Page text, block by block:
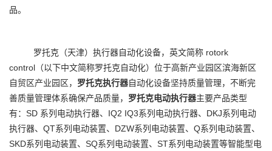
品。
罗托克（天津）执行器自动化设备，英文简称 rotork
control（以下中文简称罗托克自动化）位于高新产业园区滨海新区
自贸区产业园区， 罗托克执行器自动化设备坚持质量管理，不断完
善质量管理体系确保产品质量， 罗托克电动执行器主要产品类型
有：SD 系列电动执行器、IQ2 IQ3系列电动执行器、DKJ系列电动
执行器、QT系列电动装置、DZW系列电动装置、Q系列电动装置、
SKD系列电动装置、SQ系列电动装置、ST系列电动装置等智能型电